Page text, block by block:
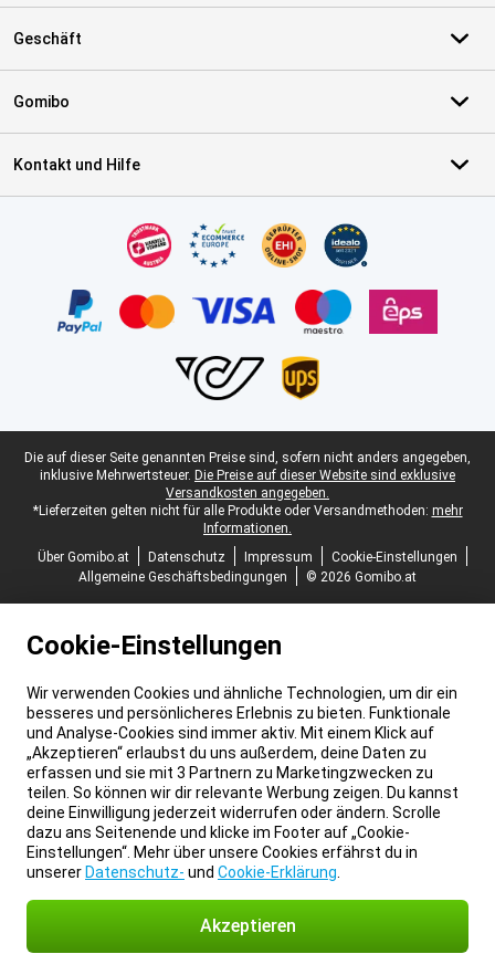
Geschäft
Gomibo
Kontakt und Hilfe
Juristische Fußzeile
Die auf dieser Seite genannten Preise sind, sofern nicht anders angegeben,
inklusive Mehrwertsteuer. Die Preise auf dieser Website sind exklusive
Versandkosten angegeben.
*Lieferzeiten gelten nicht für alle Produkte oder Versandmethoden: mehr
Informationen.
Über Gomibo.at
Datenschutz Impressum
Cookie-Einstellungen
Allgemeine Geschäftsbedingungen
© 2026 Gomibo.at
Cookie-Einstellungen
Wir verwenden Cookies und ähnliche Technologien, um dir ein
besseres und persönlicheres Erlebnis zu bieten. Funktionale
und Analyse-Cookies sind immer aktiv. Mit einem Klick auf
„Akzeptieren“ erlaubst du uns außerdem, deine Daten zu
erfassen und sie mit 3 Partnern zu Marketingzwecken zu
teilen. So können wir dir relevante Werbung zeigen. Du kannst
deine Einwilligung jederzeit widerrufen oder ändern. Scrolle
dazu ans Seitenende und klicke im Footer auf „Cookie-
Einstellungen“. Mehr über unsere Cookies erfährst du in
unserer Datenschutz- und Cookie-Erklärung
Akzeptieren